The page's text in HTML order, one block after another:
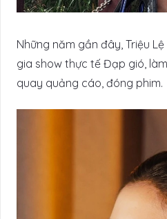
Những năm gần đây, Triệu
gia show thực tế Đạp gió,
quay quảng cáo, đóng phim.